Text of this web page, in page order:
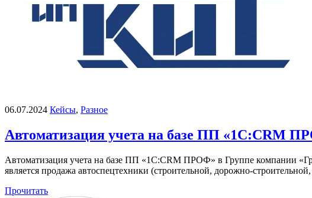
06.07.2024 Кейсы, Разное
Автоматизация учета на базе ПП «1С:CRM
Автоматизация учета на базе ПП «1С:CRM ПРОФ» в Группе компании
является продажа автоспецтехники (строительной, дорожно-
Прочитать